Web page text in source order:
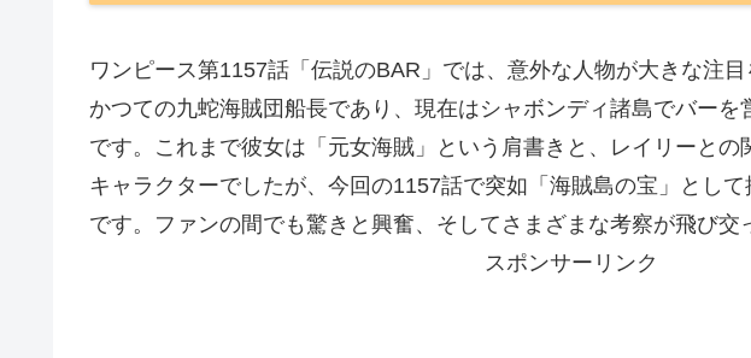
ワンピース第1157話「伝説のBAR」では、意外な人物が大きな注目
かつての九蛇海賊団船長であり、現在はシャボンディ諸島でバーを
です。これまで彼女は「元女海賊」という肩書きと、レイリーとの
キャラクターでしたが、今回の1157話で突如「海賊島の宝」とし
です。ファンの間でも驚きと興奮、そしてさまざまな考察が飛び交
スポンサーリンク